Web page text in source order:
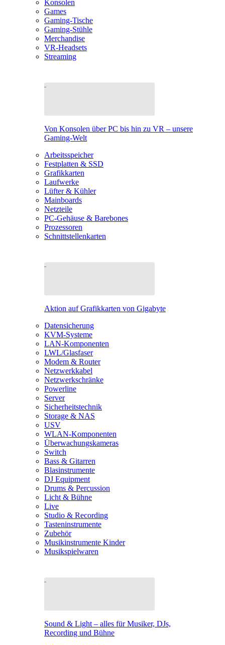
Konsolen
Games
Gaming-Tische
Gaming-Stühle
Merchandise
VR-Headsets
Streaming
Von Konsolen über PC bis hin zu VR – unsere
Gaming-Welt
Arbeitsspeicher
Festplatten & SSD
Grafikkarten
Laufwerke
Lüfter & Kühler
Mainboards
Netzteile
PC-Gehäuse & Barebones
Prozessoren
Schnittstellenkarten
Aktion auf Grafikkarten von Gigabyte
Datensicherung
KVM-Systeme
LAN-Komponenten
LWL/Glasfaser
Modem & Router
Netzwerkkabel
Netzwerkschränke
Powerline
Server
Sicherheitstechnik
Storage & NAS
USV
WLAN-Komponenten
Überwachungskameras
Switch
Bass & Gitarren
Blasinstrumente
DJ Equipment
Drums & Percussion
Licht & Bühne
Live
Studio & Recording
Tasteninstrumente
Zubehör
Musikinstrumente Kinder
Musikspielwaren
Sound & Light – alles für Musiker, DJs,
Recording und Bühne